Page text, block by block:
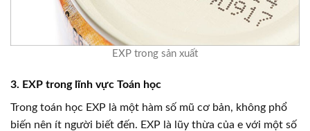
EXP trong sản xuất
3. EXP trong lĩnh vực Toán học
Trong toán học EXP là một hàm số mũ cơ bản, không phổ
biến nên ít người biết đến. EXP là lũy thừa của e với một số